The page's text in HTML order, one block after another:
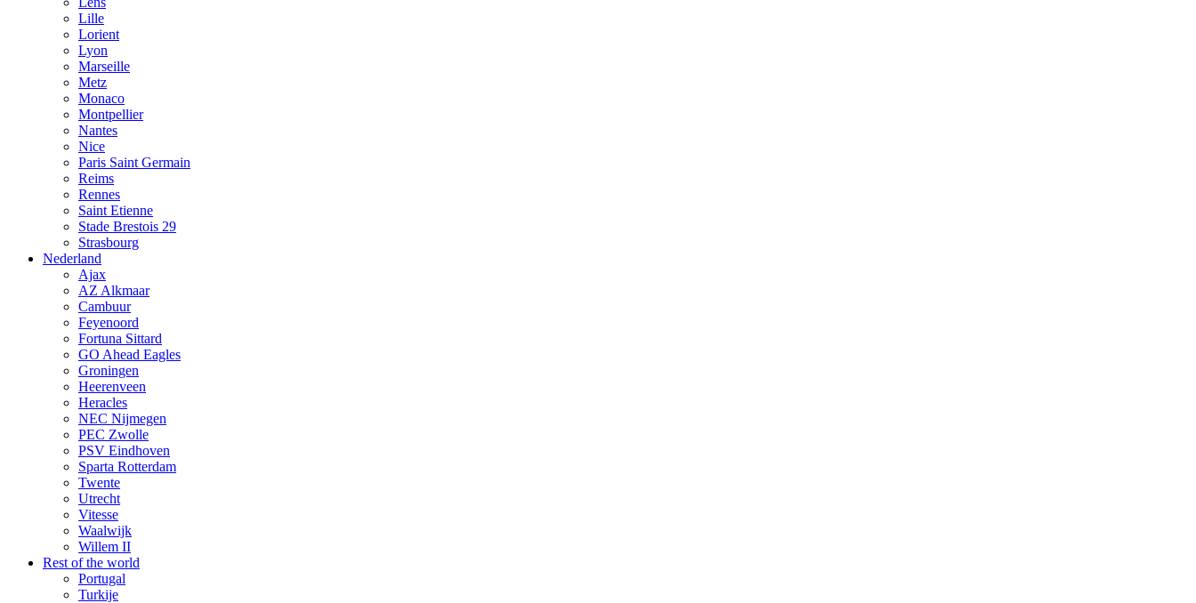
Lille
Lorient
Lyon
Marseille
Metz
Monaco
Montpellier
Nantes
Nice
Paris Saint Germain
Reims
Rennes
Saint Etienne
Stade Brestois 29
Strasbourg
Nederland
Ajax
AZ Alkmaar
Cambuur
Feyenoord
Fortuna Sittard
GO Ahead Eagles
Groningen
Heerenveen
Heracles
NEC Nijmegen
PEC Zwolle
PSV Eindhoven
Sparta Rotterdam
Twente
Utrecht
Vitesse
Waalwijk
Willem II
Rest of the world
Portugal
Turkije